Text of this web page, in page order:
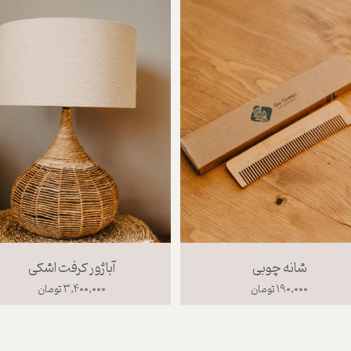
آباژور کرفت اشکی
۳,۴۰۰,۰۰۰ تومان
شانه چوبی
۱۹۰,۰۰۰ تومان